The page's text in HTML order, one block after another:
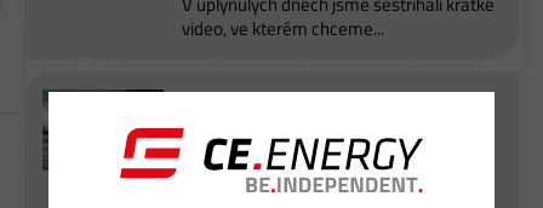
video, ve kterém chceme...
CE.ENERGY je pro tento rok
jedním z partnerů evropské
série MOTOSURF
CONTINENTAL CUP 2023